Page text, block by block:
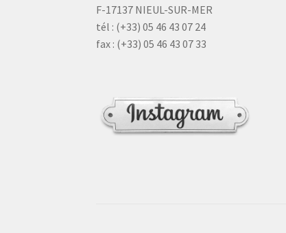
F-17137 NIEUL-SUR-MER
tél : (+33) 05 46 43 07 24
fax : (+33) 05 46 43 07 33